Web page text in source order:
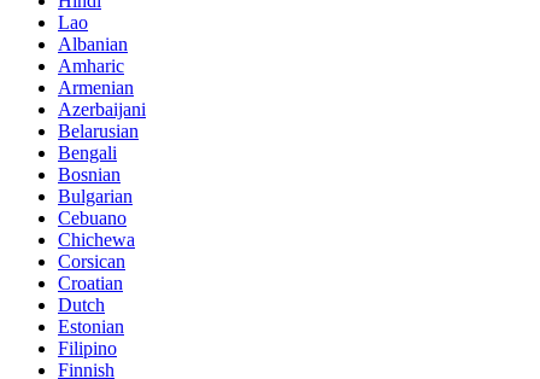
Lao
Albanian
Amharic
Armenian
Azerbaijani
Belarusian
Bengali
Bosnian
Bulgarian
Cebuano
Chichewa
Corsican
Croatian
Dutch
Estonian
Filipino
Finnish